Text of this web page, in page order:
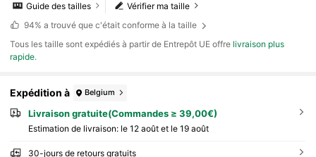
Vérifier ma taille
Guide des tailles
94% a trouvé que c'était conforme à la taille
Tous les taille sont expédiés à partir de Entrepôt UE offre livraison plus
rapide.
Expédition à Belgium
Livraison gratuite(Commandes ≥ 39,00€)
Estimation de livraison: le 12 août et le 19 août
30-jours de retours gratuits